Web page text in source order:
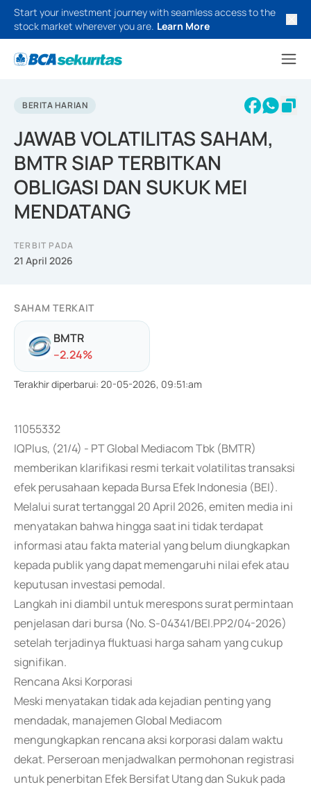
Start your investment journey with seamless access to the
stock market wherever you are. Learn More
BERITA HARIAN
JAWAB VOLATILITAS SAHAM,
BMTR SIAP TERBITKAN
OBLIGASI DAN SUKUK MEI
MENDATANG
TERBIT PADA
21 April 2026
SAHAM TERKAIT
BMTR
--2.24%
Terakhir diperbarui: 20-05-2026, 09:51:am
11055332
IQPlus, (21/4) - PT Global Mediacom Tbk (BMTR)
memberikan klarifikasi resmi terkait volatilitas transaksi
efek perusahaan kepada Bursa Efek Indonesia (BEI).
Melalui surat tertanggal 20 April 2026, emiten media ini
menyatakan bahwa hingga saat ini tidak terdapat
informasi atau fakta material yang belum diungkapkan
kepada publik yang dapat memengaruhi nilai efek atau
keputusan investasi pemodal.
Langkah ini diambil untuk merespons surat permintaan
penjelasan dari bursa (No. S-04341/BEI.PP2/04-2026)
setelah terjadinya fluktuasi harga saham yang cukup
signifikan.
Rencana Aksi Korporasi
Meski menyatakan tidak ada kejadian penting yang
mendadak, manajemen Global Mediacom
mengungkapkan rencana aksi korporasi dalam waktu
dekat. Perseroan menjadwalkan permohonan registrasi
untuk penerbitan Efek Bersifat Utang dan Sukuk pada